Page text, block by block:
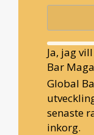
Ja, jag
Bar
Global
senaste
inkorg.